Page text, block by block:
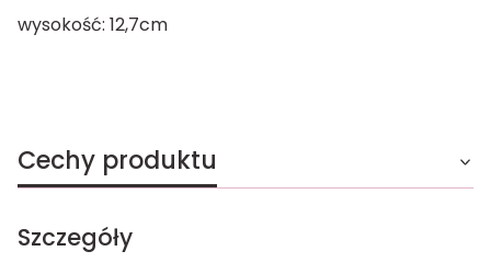
wysokość: 12,7cm
Cechy produktu
Szczegóły